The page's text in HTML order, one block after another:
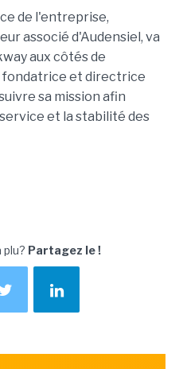
de l'entreprise,
associé d'Audensiel, va
aux côtés de
fondatrice et directrice
sa mission afin
et la stabilité des
plu? Partagez le !